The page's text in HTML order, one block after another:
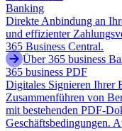
Banking
Direkte Anbindung an
und effizienter
365 Business Central.
Über 365 business
365 business PDF
Digitales Signieren Ihrer
Zusammenführen von
mit bestehenden PDF-
Geschäftsbedingungen.